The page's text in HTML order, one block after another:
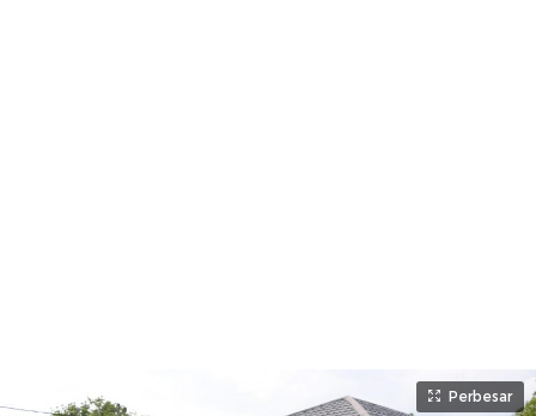
Perbesar